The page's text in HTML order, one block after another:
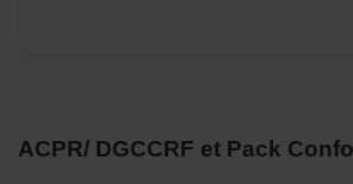
ACPR/ DGCCRF et Pack